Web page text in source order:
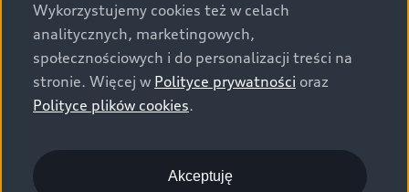
Wszystkie produkowane obecnie samochody marki Audi
są wykonywane z materiałów spełniających pod
względem możliwości odzysku i recyklingu wymagania
określone w normie ISO 22628 i są zgodne z
europejskimi świadectwami homologacji wydanymi wg
o.o. podlega obowiązkowi zapewnienia wszystkim
użytkownikom samochodów marki Volkswagen sieci
Wykorzystujemy cookies też w celach
analitycznych, marketingowych,
społecznościowych i do personalizacji treści na
stronie. Więcej w Polityce prywatności oraz
Polityce plików cookies.
Akceptuję